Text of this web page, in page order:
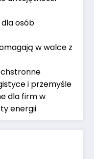
dla osób
w walce z
i przemyśle
dla firm w
energii